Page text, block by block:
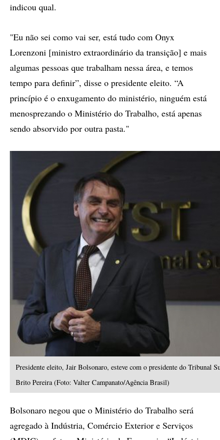
indicou qual.
"Eu não sei como vai ser, está tudo com Onyx
Lorenzoni [ministro extraordinário da transição] e mais
algumas pessoas que trabalham nessa área, e temos
tempo para definir”, disse o presidente eleito. “A
princípio é o enxugamento do ministério, ninguém está
menosprezando o Ministério do Trabalho, está apenas
sendo absorvido por outra pasta."
Presidente eleito, Jair Bolsonaro, esteve com o presidente do Tribunal
Brito Pereira (Foto: Valter Campanato/Agência Brasil)
Bolsonaro negou que o Ministério do Trabalho será
agregado à Indústria, Comércio Exterior e Serviços